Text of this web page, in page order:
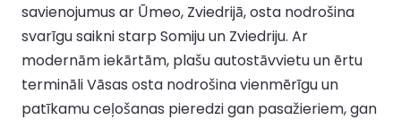
savienojumus ar Ūmeo, Zviedrijā, osta nodrošina
svarīgu saikni starp Somiju un Zviedriju. Ar
modernām iekārtām, plašu autostāvvietu un ērtu
termināli Vāsas osta nodrošina vienmērīgu un
patīkamu ceļošanas pieredzi gan pasažieriem, gan